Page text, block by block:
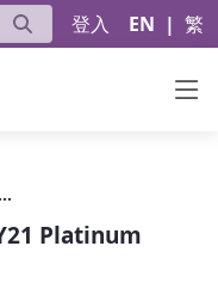
登入 EN | 繁
敦陽榮耀捷報// 【Veeam】FY21 Platinum Partner of the Year Award
Platinum